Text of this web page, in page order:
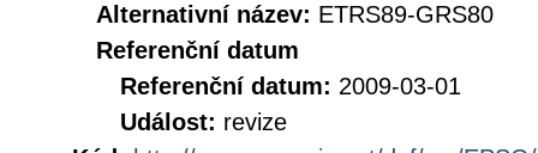
Alternativní název: ETRS89-GRS80
Referenční datum
Referenční datum: 2009-03-01
Událost: revize